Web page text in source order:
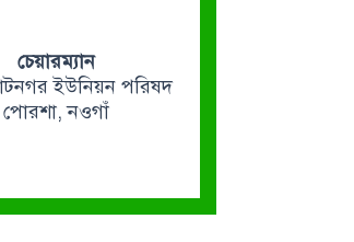
চেয়ারম্যান
ইউনিয়ন পরিষদ
পোরশা, নওগাঁ